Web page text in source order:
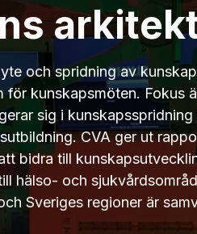
och spridning av
kunskapsmöten. Fokus
sig i
CVA ger ut
bidra till
hälso- och
Sveriges regioner är